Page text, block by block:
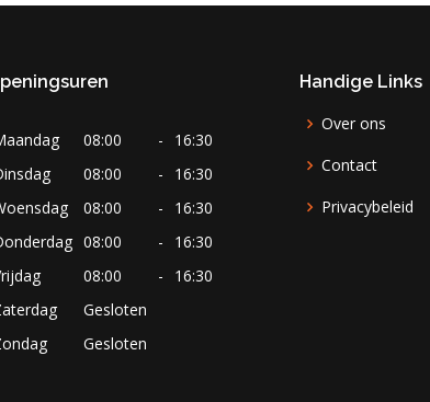
08:00 -
16:30
08:00 -
16:30
08:00 -
16:30
08:00 -
16:30
08:00 -
16:30
Gesloten
Gesloten
Handige Links
Over ons
Contact
Privacybeleid